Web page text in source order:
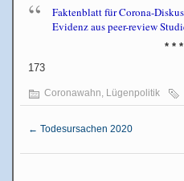
Faktenblatt für Corona-
Evidenz aus peer-review
* * *
173
Coronawahn, Lügenpolitik
← Todesursachen 2020